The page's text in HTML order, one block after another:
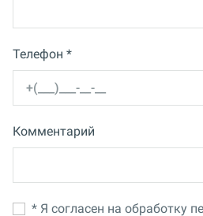
Телефон *
Комментарий
* Я согласен на обработку